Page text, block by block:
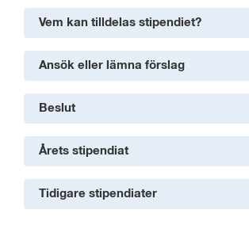
Vem kan tilldelas stipendiet?
Ansök eller lämna förslag
Beslut
Årets stipendiat
Tidigare stipendiater